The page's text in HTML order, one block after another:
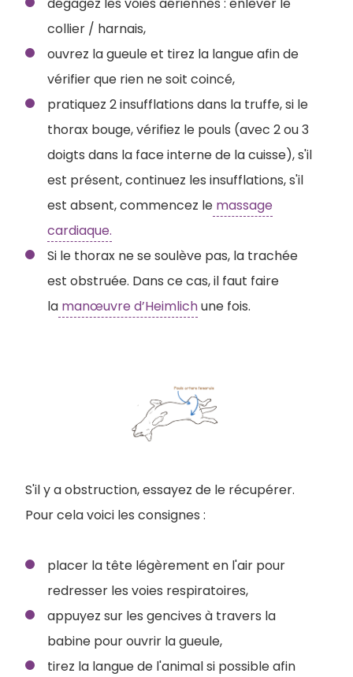
dégagez les voies aériennes : enlever le
collier / harnais,
ouvrez la gueule et tirez la langue afin de
vérifier que rien ne soit coincé,
pratiquez 2 insufflations dans la truffe, si le
thorax bouge, vérifiez le pouls (avec 2 ou 3
doigts dans la face interne de la cuisse), s'il
est présent, continuez les insufflations, s'il
est absent, commencez le massage
cardiaque.
Si le thorax ne se soulève pas, la trachée
est obstruée. Dans ce cas, il faut faire
la manœuvre d’Heimlichune fois.
S'il y a obstruction, essayez de le récupérer.
Pour cela voici les consignes :
placer la tête légèrement en l'air pour
redresser les voies respiratoires,
appuyez sur les gencives à travers la
babine pour ouvrir la gueule,
tirez la langue de l'animal si possible afin